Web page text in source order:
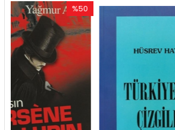
%50
Rabatt
%50Rabatt
%50